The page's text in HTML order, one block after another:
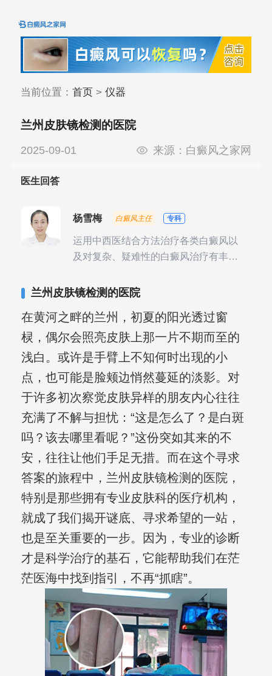
当前位置： 首页> 仪器
兰州皮肤镜检测的医院
2025-09-01 来源： 白癜风之家网
医生回答
杨雪梅 白癜风主任 专科
运用中西医结合方法治疗各类白癜风以
及对复杂、疑难性的白癜风治疗有丰富
合巩固用药的调理，并对白癜风患者的
导，全方位帮助患者康复。
兰州皮肤镜检测的医院
在黄河之畔的兰州，初夏的阳光透过窗
棂，偶尔会照亮皮肤上那一片不期而至的
浅白。或许是手臂上不知何时出现的小
点，也可能是脸颊边悄然蔓延的淡影。对
于许多初次察觉皮肤异样的朋友内心往往
充满了不解与担忧：“这是怎么了？是白斑
吗？该去哪里看呢？”这份突如其来的不
安，往往让他们手足无措。而在这个寻求
答案的旅程中，兰州皮肤镜检测的医院，
特别是那些拥有专业皮肤科的医疗机构，
就成了我们揭开谜底、寻求希望的一站，
也是至关重要的一步。因为，专业的诊断
才是科学治疗的基石，它能帮助我们在茫
茫医海中找到指引，不再“抓瞎”。